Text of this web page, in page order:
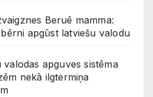
Beruē mamma:
apgūst latviešu valodu
valodas apguves sistēma
nekā ilgtermiņa